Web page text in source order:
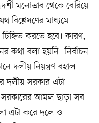
মনোভাব থেকে বেরিয়ে
মাধ্যমে
করতে হবে। কারণ,
কথা বলা হয়নি। নির্বাচন
দলীয় নিয়ন্ত্রণ বহাল
দলীয় সরকার এটা
সরকারের আমল ছাড়া সব
এটা করে দলে ও